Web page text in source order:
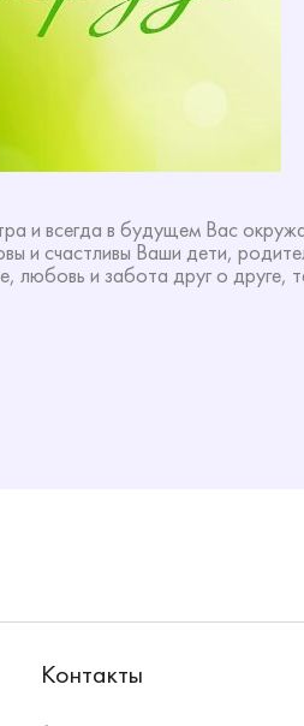
и всегда в будущем Вас
и счастливы Ваши дети,
любовь и забота друг о друге,
Контакты